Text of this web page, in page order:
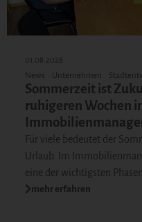
01.08.2026
News
Unternehmen
Sommerzeit ist
ruhigeren Wochen
Für viele bedeutet der
Urlaub. Im
eine der wichtigsten Phasen
mehr erfahren